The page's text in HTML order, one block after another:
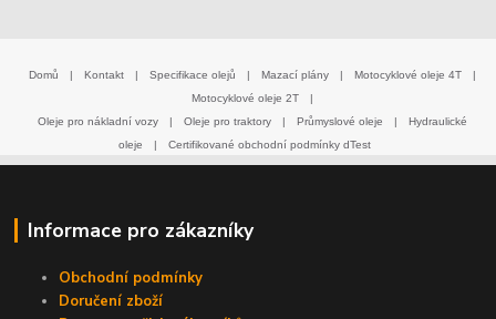
Domů Kontakt Specifikace olejů Mazací plány Motocyklové oleje 4T
Motocyklové oleje 2T
Oleje pro nákladní vozy
Oleje pro traktory Průmyslové oleje
Hydraulické
oleje
Certifikované obchodní podmínky dTest
Informace pro zákazníky
Obchodní podmínky
Doručení zboží